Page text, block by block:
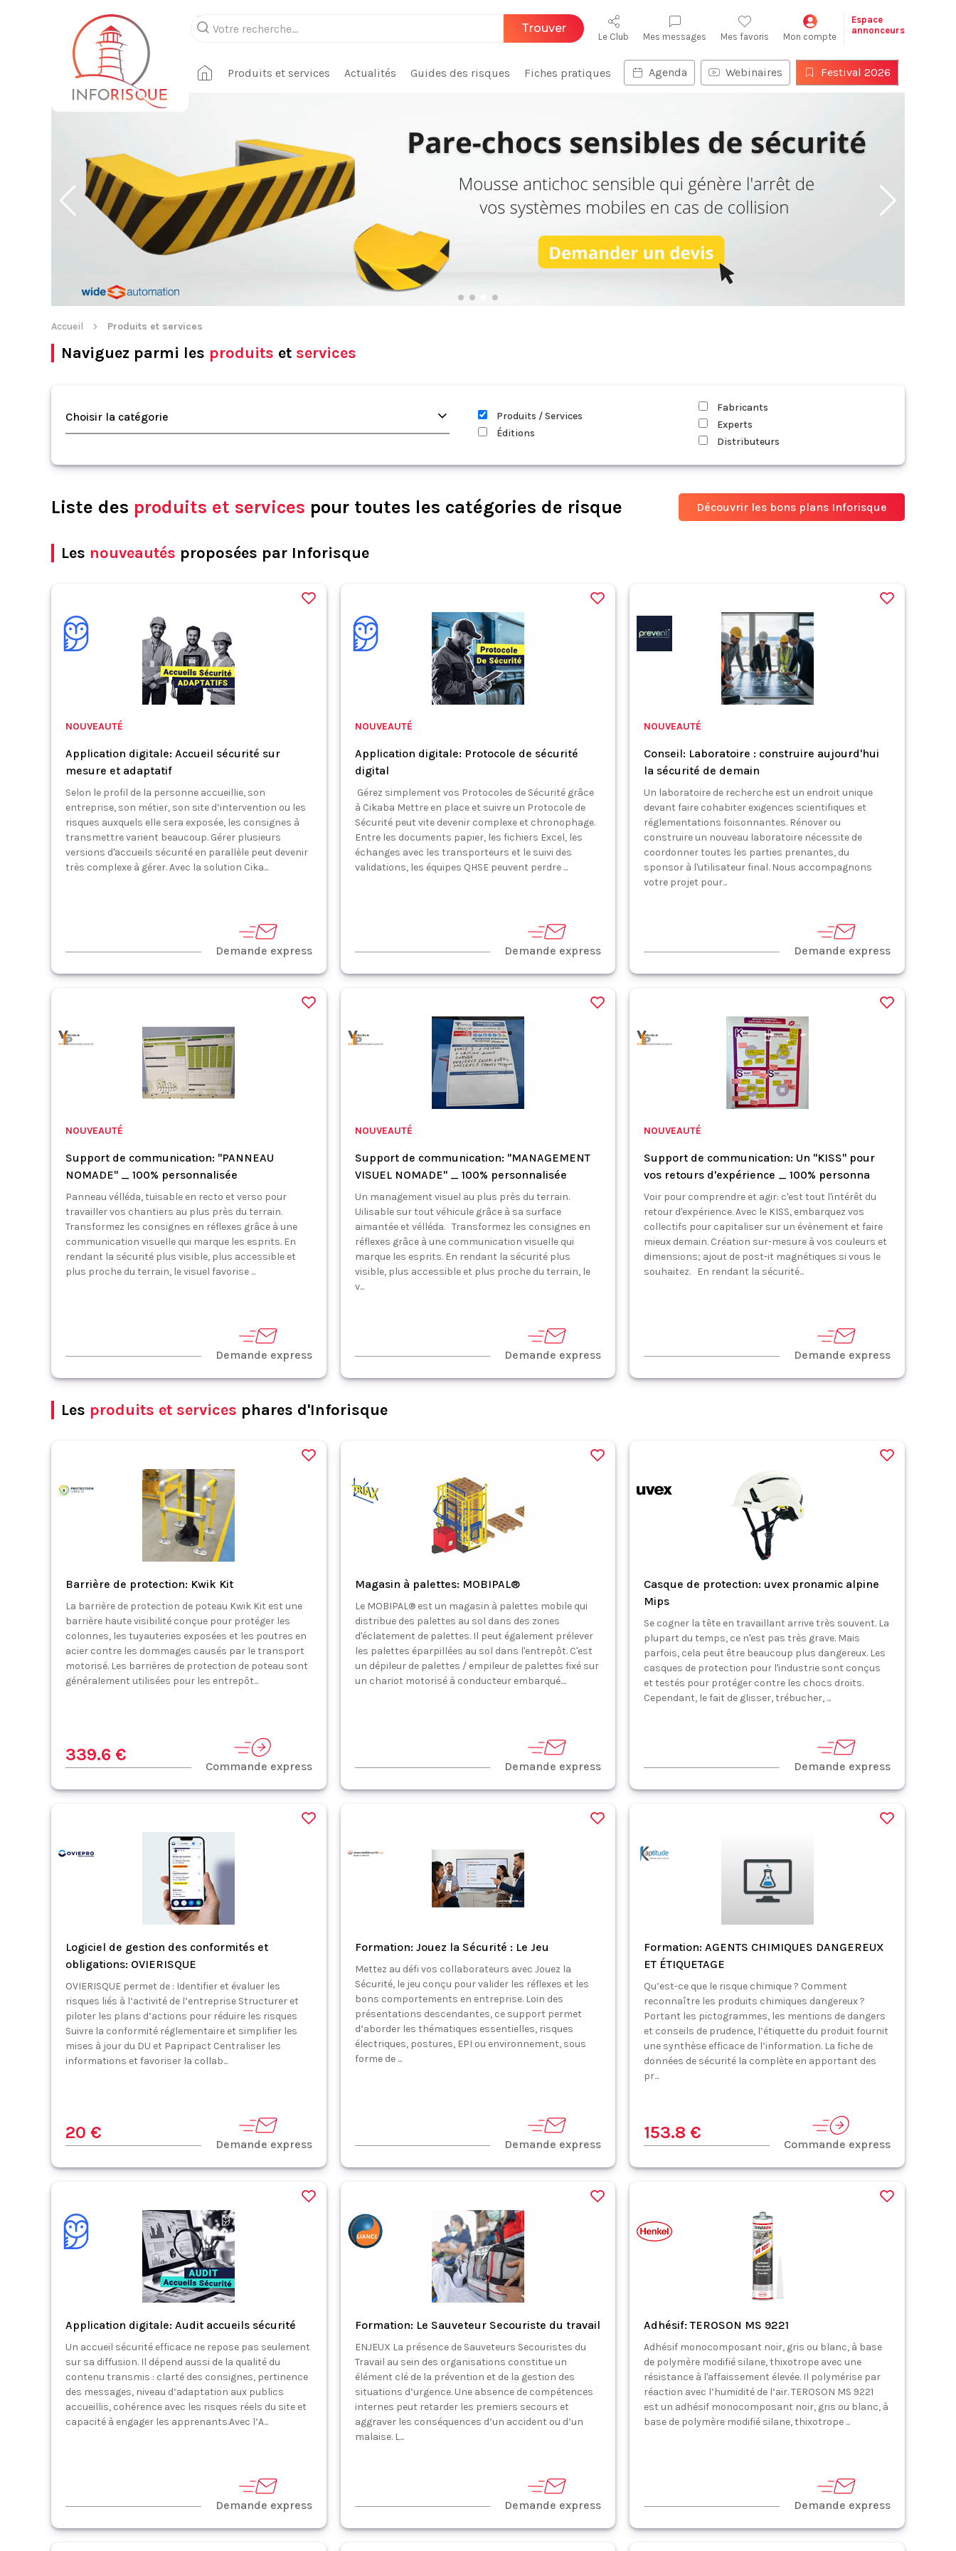
Trouver
Le Club Mes messages Mes favoris Mon compte
Espace
annonceurs
Produits et services Actualités Guides des risques Fiches pratiques Agenda Webinaires Festival 2026
Accueil Produits et services
Naviguez parmi les produits et services
Choisir la catégorie
Produits / Services
Éditions
Fabricants
Experts
Distributeurs
Liste des produits et services pour toutes les catégories de risque Découvrir les bons plans Inforisque
Les nouveautés proposées par Inforisque
NOUVEAUTÉ
Application digitale: Accueil sécurité sur
mesure et adaptatif
Selon le profil de la personne accueillie, son
entreprise, son métier, son site d’intervention ou les
risques auxquels elle sera exposée, les consignes à
transmettre varient beaucoup. Gérer plusieurs
versions d'accueils sécurité en parallèle peut devenir
très complexe à gérer. Avec la solution Cika...
Demande express
NOUVEAUTÉ
Application digitale: Protocole de sécurité
digital
Gérez simplement vos Protocoles de Sécurité grâce
à Cikaba Mettre en place et suivre un Protocole de
Sécurité peut vite devenir complexe et chronophage.
Entre les documents papier, les fichiers Excel, les
échanges avec les transporteurs et le suivi des
validations, les équipes QHSE peuvent perdre ...
Demande express
NOUVEAUTÉ
Conseil: Laboratoire : construire aujourd'hui
la sécurité de demain
Un laboratoire de recherche est un endroit unique
devant faire cohabiter exigences scientifiques et
réglementations foisonnantes. Rénover ou
construire un nouveau laboratoire nécessite de
coordonner toutes les parties prenantes, du
sponsor à l'utilisateur final. Nous accompagnons
votre projet pour...
Demande express
NOUVEAUTÉ
Support de communication: "PANNEAU
NOMADE" _ 100% personnalisée
Panneau vélléda, tuisable en recto et verso pour
travailler vos chantiers au plus près du terrain.
Transformez les consignes en réflexes grâce à une
communication visuelle qui marque les esprits. En
rendant la sécurité plus visible, plus accessible et
plus proche du terrain, le visuel favorise ...
Demande express
NOUVEAUTÉ
Support de communication: "MANAGEMENT
VISUEL NOMADE" _ 100% personnalisée
Un management visuel au plus près du terrain.
Uilisable sur tout véhicule grâce à sa surface
aimantée et vélléda. Transformez les consignes en
réflexes grâce à une communication visuelle qui
marque les esprits. En rendant la sécurité plus
visible, plus accessible et plus proche du terrain, le
v...
Demande express
NOUVEAUTÉ
Support de communication: Un "KISS" pour
vos retours d'expérience _ 100% personna
Voir pour comprendre et agir: c'est tout l'intérêt du
retour d'expérience. Avec le KISS, embarquez vos
collectifs pour capitaliser sur un évènement et faire
mieux demain. Création sur-mesure à vos couleurs et
dimensions; ajout de post-it magnétiques si vous le
souhaitez. En rendant la sécurité...
Demande express
Les produits et services phares d'Inforisque
Barrière de protection: Kwik Kit
La barrière de protection de poteau Kwik Kit est une
barrière haute visibilité conçue pour protéger les
colonnes, les tuyauteries exposées et les poutres en
acier contre les dommages causés par le transport
motorisé. Les barrières de protection de poteau sont
généralement utilisées pour les entrepôt...
339.6 €
Commande express
Magasin à palettes: MOBIPAL®
Le MOBIPAL® est un magasin à palettes mobile qui
distribue des palettes au sol dans des zones
d'éclatement de palettes. Il peut également prélever
les palettes éparpillées au sol dans l'entrepôt. C'est
un dépileur de palettes / empileur de palettes fixé sur
un chariot motorisé à conducteur embarqué....
Demande express
Casque de protection: uvex pronamic alpine
Mips
Se cogner la tête en travaillant arrive très souvent. La
plupart du temps, ce n'est pas très grave. Mais
parfois, cela peut être beaucoup plus dangereux. Les
casques de protection pour l'industrie sont conçus
et testés pour protéger contre les chocs droits.
Cependant, le fait de glisser, trébucher, ...
Demande express
Logiciel de gestion des conformités et
obligations: OVIERISQUE
OVIERISQUE permet de : Identifier et évaluer les
risques liés à l’activité de l’entreprise Structurer et
piloter les plans d’actions pour réduire les risques
Suivre la conformité réglementaire et simplifier les
mises à jour du DU et Papripact Centraliser les
informations et favoriser la collab...
20 €
Demande express
Formation: Jouez la Sécurité : Le Jeu
Mettez au défi vos collaborateurs avec Jouez la
Sécurité, le jeu conçu pour valider les réflexes et les
bons comportements en entreprise. Loin des
présentations descendantes, ce support permet
d’aborder les thématiques essentielles, risques
électriques, postures, EPI ou environnement, sous
forme de ...
Demande express
Formation: AGENTS CHIMIQUES DANGEREUX
ET ÉTIQUETAGE
Qu’est-ce que le risque chimique ? Comment
reconnaître les produits chimiques dangereux ?
Portant les pictogrammes, les mentions de dangers
et conseils de prudence, l’étiquette du produit fournit
une synthèse efficace de l’information. La fiche de
données de sécurité la complète en apportant des
pr...
153.8 €
Commande express
Application digitale: Audit accueils sécurité
Un accueil sécurité efficace ne repose pas seulement
sur sa diffusion. Il dépend aussi de la qualité du
contenu transmis : clarté des consignes, pertinence
des messages, niveau d’adaptation aux publics
accueillis, cohérence avec les risques réels du site et
capacité à engager les apprenants.Avec l’A...
Demande express
Formation: Le Sauveteur Secouriste du travail
ENJEUX La présence de Sauveteurs Secouristes du
Travail au sein des organisations constitue un
élément clé de la prévention et de la gestion des
situations d’urgence. Une absence de compétences
internes peut retarder les premiers secours et
aggraver les conséquences d’un accident ou d’un
malaise. L...
Demande express
Adhésif: TEROSON MS 9221
Adhésif monocomposant noir, gris ou blanc, à base
de polymère modifié silane, thixotrope avec une
résistance à l'affaissement élevée. Il polymérise par
réaction avec l’humidité de l’air. TEROSON MS 9221
est un adhésif monocomposant noir, gris ou blanc, à
base de polymère modifié silane, thixotrope ...
Demande express